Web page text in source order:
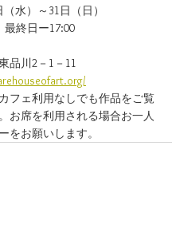
水）～31日（日）
最終日ー17:00
品川2－1－11
フェ利用なしでも作品をご覧
お席を利用される場合お一人
をお願いします。